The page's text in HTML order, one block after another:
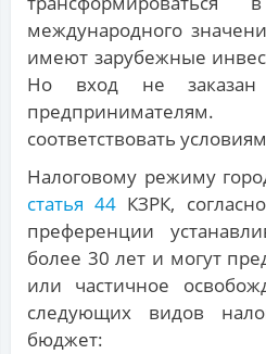
международного
имеют зарубежные
Но вход не заказан
соответствовать
Налоговому режиму
статья 44 КЗРК,
преференции
более 30 лет и могут
или частичное
следующих видов
бюджет: